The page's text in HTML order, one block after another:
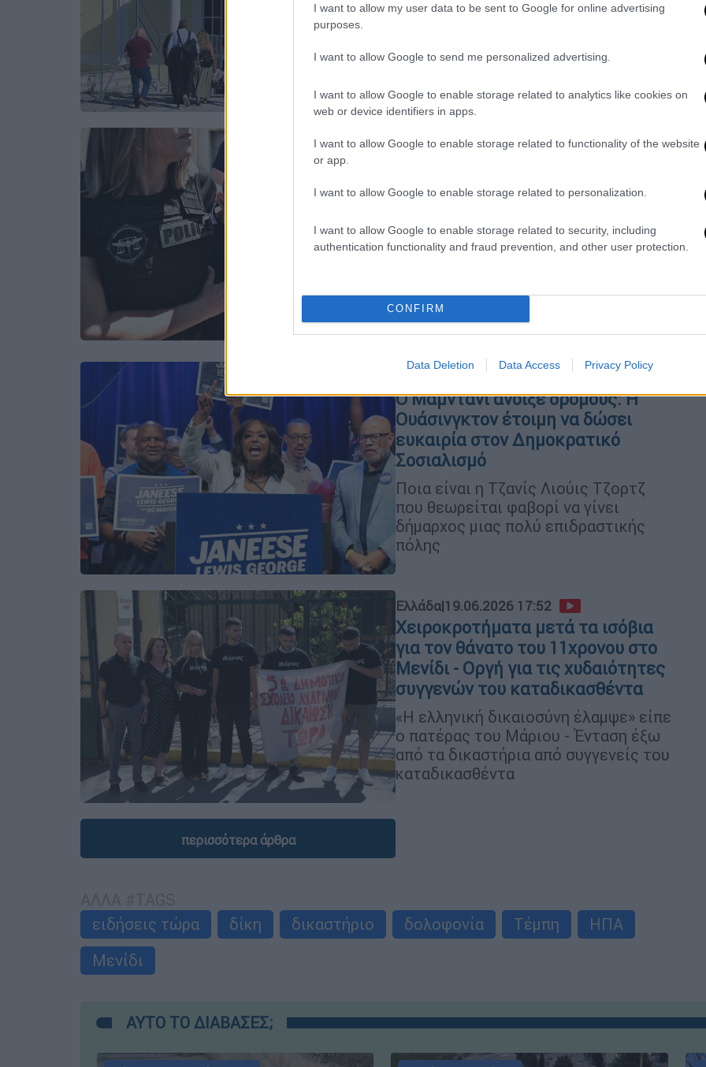
I want to allow my user data to be sent to Google for online advertising
purposes.
I want to allow Google to send me personalized advertising.
I want to allow Google to enable storage related to analytics like cookies on
web or device identifiers in apps.
I want to allow Google to enable storage related to functionality of the website
or app.
I want to allow Google to enable storage related to personalization.
I want to allow Google to enable storage related to security, including
authentication functionality and fraud prevention, and other user protection.
CONFIRM
Data Deletion Data Access Privacy Policy
εισαγγελική πρόταση που ήταν
Ελλάδα 20.06.2026 22:33
Μουρτζούκου: «Απολάμβανε να
της»
σχηματιστεί για την Ειρήνη
Μουρτζούκου
20.06.2026 10:36
Ο Μαμντάνι άνοιξε δρόμους: Η
Ουάσινγκτον έτοιμη να δώσει
ευκαιρία στον Δημοκρατικό
Σοσιαλισμό
Ποια είναι η Τζανίς Λιούις Τζορτζ
που θεωρείται φαβορί να γίνει
δήμαρχος μιας πολύ επιδραστικής
πόλης
Ελλάδα|19.06.2026 17:52
Χειροκροτήματα μετά τα ισόβια
για τον θάνατο του 11χρονου στο
Μενίδι - Οργή για τις χυδαιότητες
συγγενών του καταδικασθέντα
«Η ελληνική δικαιοσύνη έλαμψε» είπε
ο πατέρας του Μάριου - Ένταση έξω
από τα δικαστήρια από συγγενείς του
καταδικασθέντα
περισσότερα άρθρα
ειδήσεις τώρα
δίκη δικαστήριο δολοφονία Τέμπη
ΗΠΑ
Μενίδι
ΑΥΤΟ ΤΟ ΔΙΑΒΑΣΕΣ;